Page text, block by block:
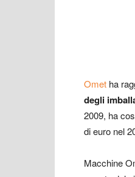
Omet ha
degli
2009, ha
di euro nel
Macchine